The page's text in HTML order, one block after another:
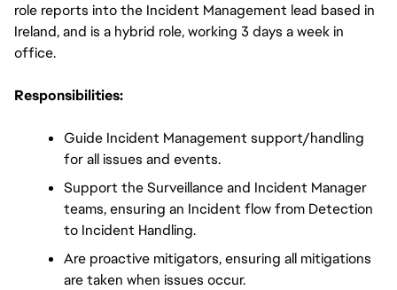
role reports into the Incident Management lead based in
Ireland, and is a hybrid role, working 3 days a week in
office.
Responsibilities:
Guide Incident Management support/handling
for all issues and events.
Support the Surveillance and Incident Manager
teams, ensuring an Incident flow from Detection
to Incident Handling.
Are proactive mitigators, ensuring all mitigations
are taken when issues occur.